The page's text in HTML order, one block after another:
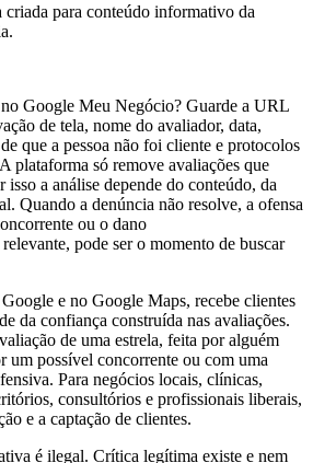
para conteúdo informativo da
Google Meu Negócio? Guarde a URL
de tela, nome do avaliador, data,
que a pessoa não foi cliente e protocolos
plataforma só remove avaliações que
a análise depende do conteúdo, da
Quando a denúncia não resolve, a ofensa
ou o dano
pode ser o momento de buscar
Google e no Google Maps, recebe clientes
da confiança construída nas avaliações.
de uma estrela, feita por alguém
um possível concorrente ou com uma
Para negócios locais, clínicas,
consultórios e profissionais liberais,
e a captação de clientes.
é ilegal. Crítica legítima existe e nem